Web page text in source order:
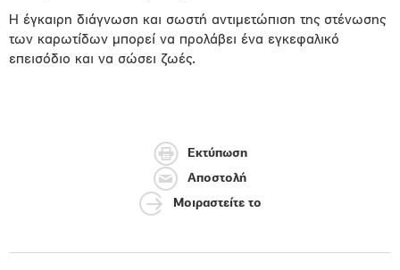
Η έγκαιρη διάγνωση και σωστή αντιμετώπιση της στένωσης
των καρωτίδων μπορεί να προλάβει ένα εγκεφαλικό
επεισόδιο και να σώσει ζωές.
Εκτύπωση
Αποστολή
Μοιραστείτε το